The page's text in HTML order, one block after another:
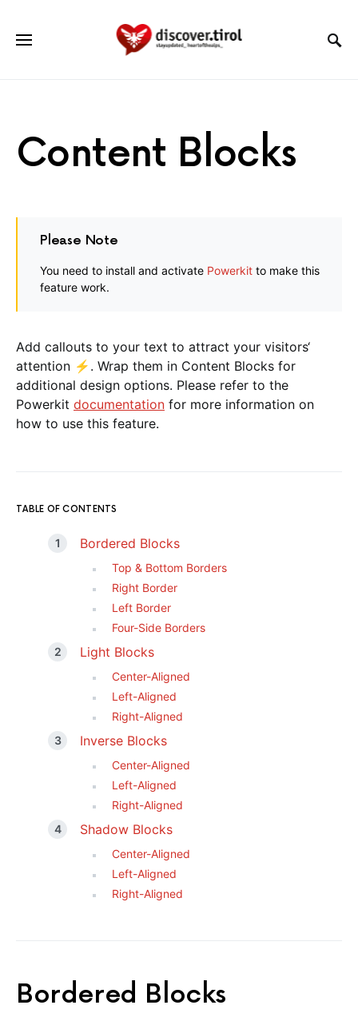
Content Blocks
Please Note
You need to install and activate Powerkit to make this
feature work.
Add callouts to your text to attract your visitors‘
attention ⚡. Wrap them in Content Blocks for
additional design options. Please refer to the
Powerkit documentation for more information on
how to use this feature.
TABLE OF CONTENTS
Bordered Blocks
Top & Bottom Borders
Right Border
Left Border
Four-Side Borders
Light Blocks
Center-Aligned
Left-Aligned
Right-Aligned
Inverse Blocks
Center-Aligned
Left-Aligned
Right-Aligned
Shadow Blocks
Center-Aligned
Left-Aligned
Right-Aligned
Bordered Blocks